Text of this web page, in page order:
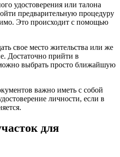
удостоверения или талона
предварительную процедуру
Это происходит с помощью
свое место жительства или же
Достаточно прийти в
выбрать просто ближайшую
важно иметь с собой
личности, если в
для